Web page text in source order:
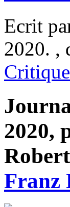
Ecrit
2020. ,
2020,
Franz